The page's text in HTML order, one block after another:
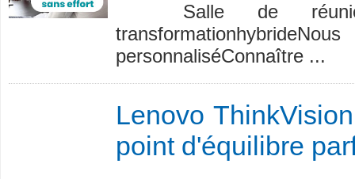
Salle de réunion
personnaliséConnaître ...
Lenovo
point d'équilibre